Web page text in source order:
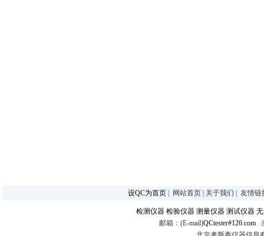
设QC为首页 网站首页 关于我们 友情链
检测仪器 检验仪器 测量仪器 测试仪器
邮箱：(E-mail)QCtester#126.com